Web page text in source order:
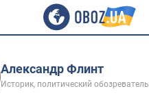
Александр Флинт
Историк, политический обозреватель